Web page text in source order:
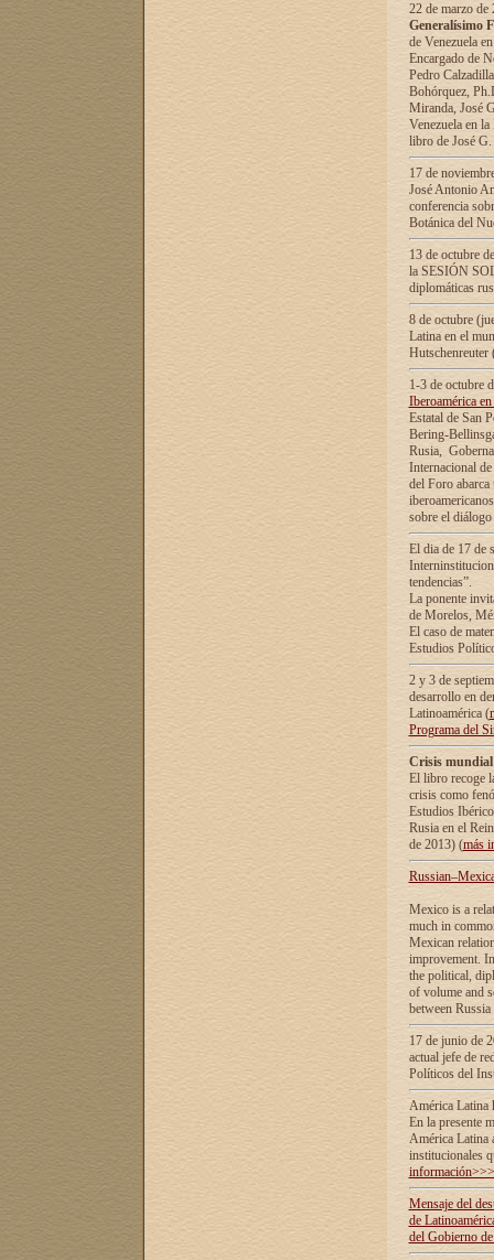
22 de marzo
Generalísimo
de Venezuela
Encargado de
Pedro
Bohórquez,
Miranda, José
Venezuela en
libro de José
17 de
José Antonio
conferencia
Botánica del
13 de octubre
la SESIÓN
diplomáticas
8 de octubre
Latina en el
1-3 de octubre
Iberoamérica
Estatal de San
Bering-
Rusia,
Internacional
del Foro
sobre el
El dia de 17 de
tendencias”.
La ponente
de Morelos,
El caso de
Estudios
2 y 3 de
desarrollo en
Latinoamérica (
Programa del
Crisis
El libro recoge
crisis como
Estudios
Rusia en el
de 2013) (más
Mexico is a
much in
Mexican
improvement.
the political,
of volume and
between
17 de junio de
actual jefe de
Políticos del
América Latina
En la presente
América Latina
institucionales
información>>>
Mensaje del
de
del Gobierno